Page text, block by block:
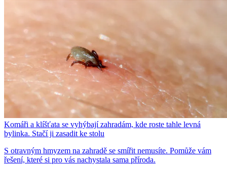
Komáři a klíšťata se vyhýbají zahradám, kde roste tahle levná
bylinka. Stačí ji zasadit ke stolu
S otravným hmyzem na zahradě se smířit nemusíte. Pomůže vám
řešení, které si pro vás nachystala sama příroda.